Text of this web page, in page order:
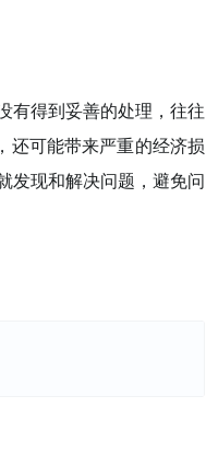
有得到妥善的处理，往往
还可能带来严重的经济损
发现和解决问题，避免问